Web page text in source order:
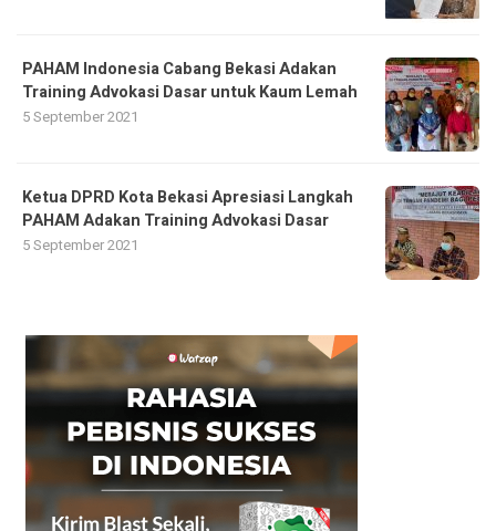
PAHAM Indonesia Cabang Bekasi Adakan
Training Advokasi Dasar untuk Kaum Lemah
5 September 2021
Ketua DPRD Kota Bekasi Apresiasi Langkah
PAHAM Adakan Training Advokasi Dasar
5 September 2021